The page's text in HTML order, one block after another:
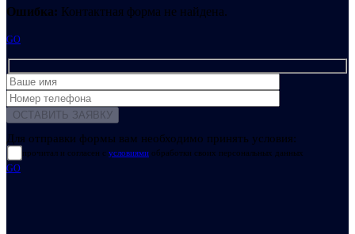
Ошибка: Контактная форма не найдена.
GO
Для отправки формы вам необходимо принять условия:
прочитал и согласен с условиями обработки своих персональных данных
GO